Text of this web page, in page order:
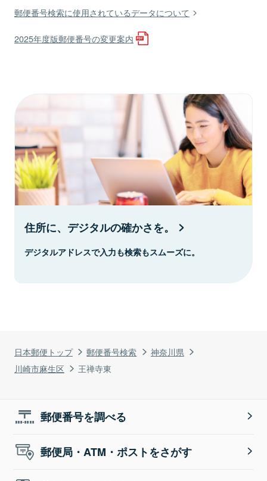
日本郵便トップ 郵便番号検索
神奈川県
川崎市麻生区
王禅寺東
郵便番号検索に使用されているデータについて
2025年度版郵便番号の変更案内
住所に、デジタルの確かさを。
デジタルアドレスで入力も検索もスムーズに。
郵便番号を調べる
郵便局・ATM・ポストをさがす